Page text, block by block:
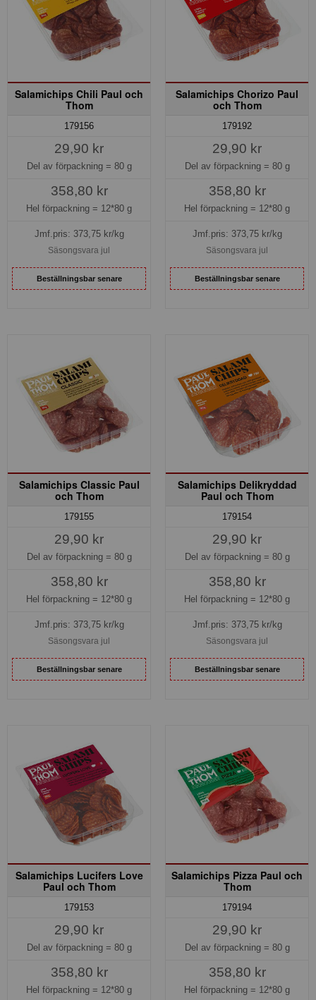
Salamichips Chili Paul och
Thom
179156
29,90 kr
Del av förpackning = 80 g
358,80 kr
Hel förpackning = 12*80 g
Jmf.pris: 373,75kr/kg
Säsongsvara jul
Beställningsbar senare
Salamichips Chorizo Paul
och Thom
179192
29,90 kr
Del av förpackning = 80 g
358,80 kr
Hel förpackning = 12*80 g
Jmf.pris: 373,75kr/kg
Säsongsvara jul
Beställningsbar senare
Salamichips Classic Paul
och Thom
179155
29,90 kr
Del av förpackning = 80 g
358,80 kr
Hel förpackning = 12*80 g
Jmf.pris: 373,75kr/kg
Säsongsvara jul
Beställningsbar senare
Salamichips Delikryddad
Paul och Thom
179154
29,90 kr
Del av förpackning = 80 g
358,80 kr
Hel förpackning = 12*80 g
Jmf.pris: 373,75kr/kg
Säsongsvara jul
Beställningsbar senare
Salamichips Lucifers Love
Paul och Thom
179153
29,90 kr
Del av förpackning = 80 g
358,80 kr
Hel förpackning = 12*80 g
Salamichips Pizza Paul och
Thom
179194
29,90 kr
Del av förpackning = 80 g
358,80 kr
Hel förpackning = 12*80 g